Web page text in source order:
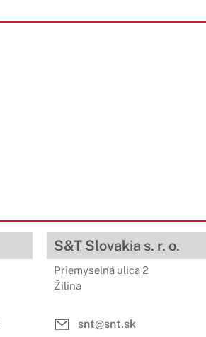
S&T Slovakia s. r. o.
Priemyselná ulica 2
Žilina
snt@snt.sk